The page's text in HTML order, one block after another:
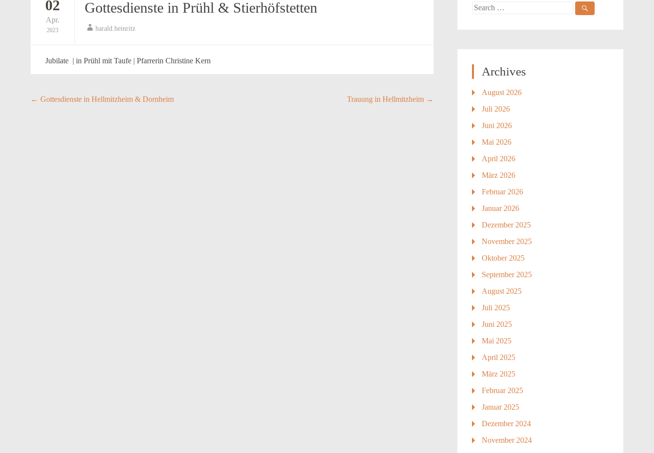
02
Apr.
2023
Gottesdienste in Prühl & Stierhöfstetten
harald.heinritz
Jubilate | in Prühl mit Taufe | Pfarrerin Christine Kern
Post
← Gottesdienste in Hellmitzheim & Dornheim Trauung in Hellmitzheim →
Search
Archives
August 2026
Juli 2026
Juni 2026
Mai 2026
April 2026
März 2026
Februar 2026
Januar 2026
Dezember 2025
November 2025
Oktober 2025
September 2025
August 2025
Juli 2025
Juni 2025
Mai 2025
April 2025
März 2025
Februar 2025
Januar 2025
Dezember 2024
November 2024